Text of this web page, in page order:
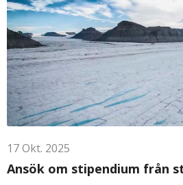
17Okt. 2025
Ansök om stipendium från